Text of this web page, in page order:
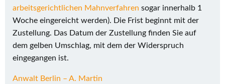
arbeitsgerichtlichen Mahnverfahren sogar innerhalb 1
Woche eingereicht werden). Die Frist beginnt mit der
Zustellung. Das Datum der Zustellung finden Sie auf
dem gelben Umschlag, mit dem der Widerspruch
eingegangen ist.
Anwalt Berlin – A. Martin